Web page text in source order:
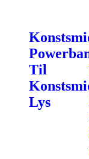
Til
Lys